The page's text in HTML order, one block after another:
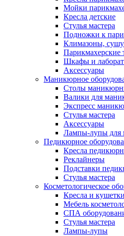
Мойки
Кресла детские
Стулья мастера
Подножки к
Климазоны,
Парикмахерские
Шкафы и
Аксессуары
Маникюрное
Столы
Валики для
Экспресс
Стулья мастера
Аксессуары
Лампы-лупы для
Педикюрное
Кресла
Реклайнеры
Подставки
Стулья мастера
Косметологическое
Кресла и кушетки
Мебель
СПА
Стулья мастера
Лампы-лупы